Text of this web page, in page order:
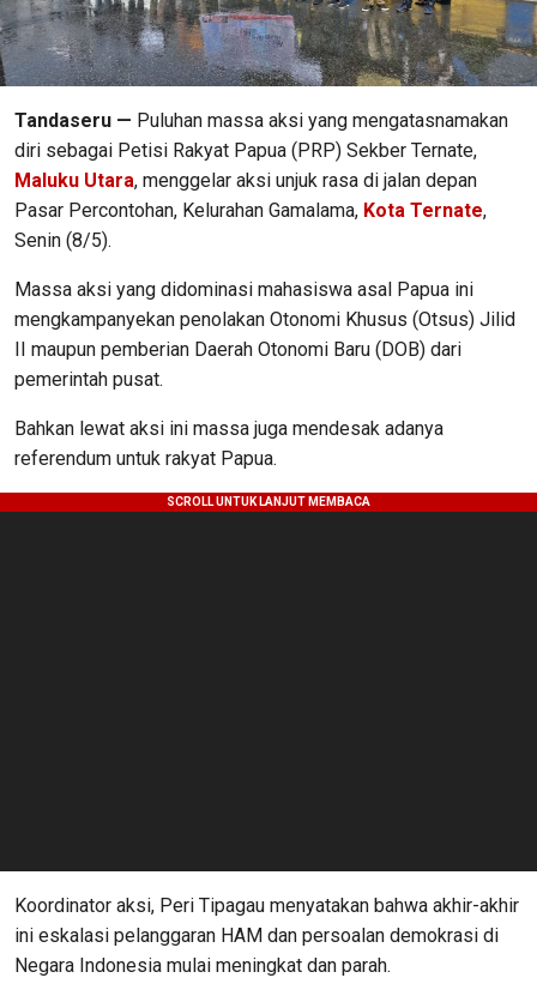
Tandaseru — Puluhan massa aksi yang mengatasnamakan
diri sebagai Petisi Rakyat Papua (PRP) Sekber Ternate,
Maluku Utara, menggelar aksi unjuk rasa di jalan depan
Pasar Percontohan, Kelurahan Gamalama, Kota Ternate,
Senin (8/5).
Massa aksi yang didominasi mahasiswa asal Papua ini
mengkampanyekan penolakan Otonomi Khusus (Otsus) Jilid
II maupun pemberian Daerah Otonomi Baru (DOB) dari
pemerintah pusat.
Bahkan lewat aksi ini massa juga mendesak adanya
referendum untuk rakyat Papua.
Koordinator aksi, Peri Tipagau menyatakan bahwa akhir-akhir
ini eskalasi pelanggaran HAM dan persoalan demokrasi di
Negara Indonesia mulai meningkat dan parah.